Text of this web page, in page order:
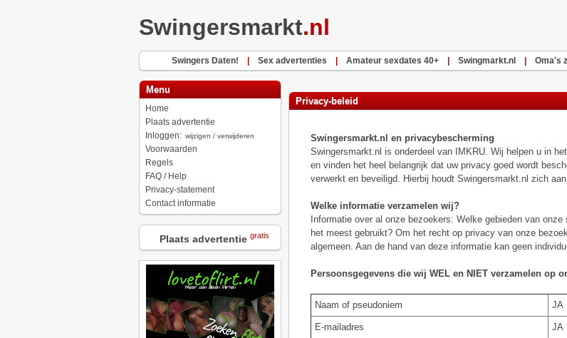
Swingersmarkt.nl
Swingers Daten! Sex advertenties Amateur sexdates 40+ Swingmarkt.nl Oma's
Menu
Home
Plaats advertentie
Inloggen: wijzigen / verwijderen
Voorwaarden
Regels
FAQ / Help
Privacy-statement
Contact informatie
Plaats advertentie gratis
Privacy-beleid
Swingersmarkt.nl en privacybescherming
Swingersmarkt.nl is onderdeel van IMKRU. Wij helpen u in
en vinden het heel belangrijk dat uw privacy goed wordt
verwerkt en beveiligd. Hierbij houdt Swingersmarkt.nl zich
Welke informatie verzamelen wij?
Informatie over al onze bezoekers: Welke gebieden van
het meest gebruikt? Om het recht op privacy van onze
algemeen. Aan de hand van deze informatie kan geen
Persoonsgegevens die wij WEL en NIET verzamelen op
Naam of pseudoniem JA
E-mailadres JA